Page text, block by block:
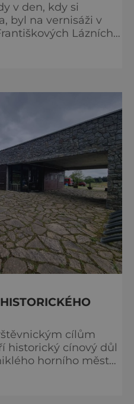
v den, kdy si
byl na vernisáži v
Lázních
s touto významnou
cílům
historický cínový důl
horního města
památka je